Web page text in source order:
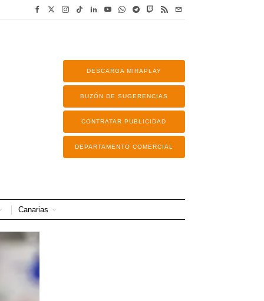
DESCARGA MIRAPLAY
BUZÓN DE SUGERENCIAS
CONTRATAR PUBLICIDAD
DEPARTAMENTO COMERCIAL
Canarias